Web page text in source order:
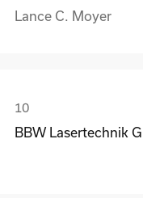
Lance C. Moyer
BBW Lasertechnik